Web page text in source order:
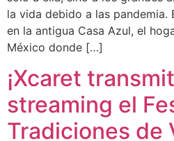
la vida debido a las pandemia.
en la antigua Casa Azul, el
México donde […]
¡Xcaret
streaming el
Tradiciones de